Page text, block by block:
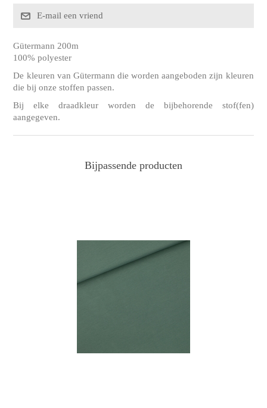
Gütermann 200m
100% polyester
De kleuren van Gütermann die worden aangeboden zijn kleuren
die bij onze stoffen passen.
Bij elke draadkleur worden de bijbehorende stof(fen)
aangegeven.
Bijpassende producten